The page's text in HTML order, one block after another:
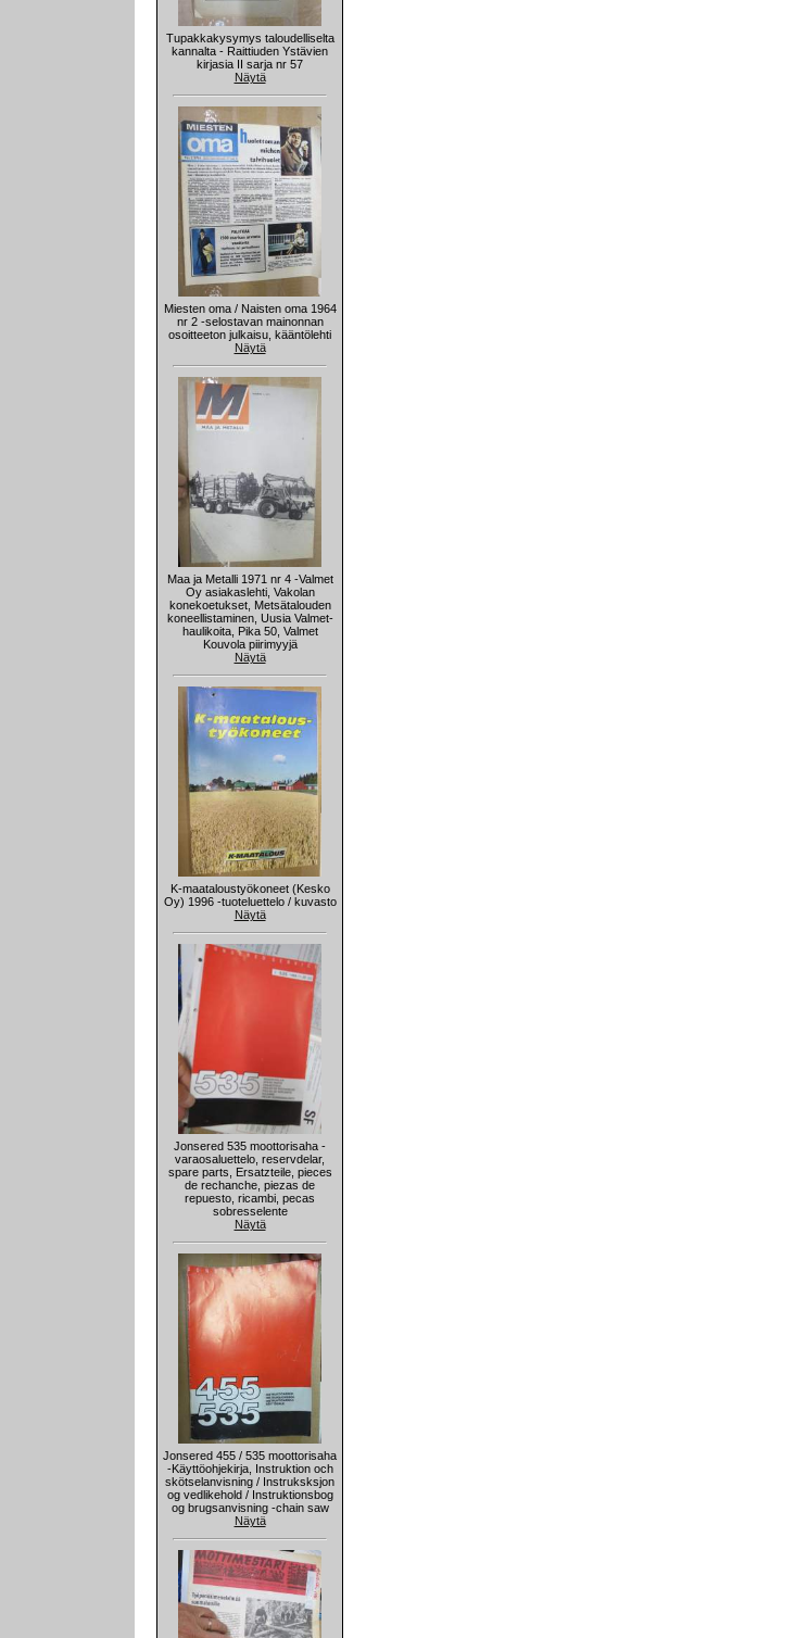
Tupakkakysymys taloudelliselta
kannalta - Raittiuden Ystävien
kirjasia II sarja nr 57
Näytä
Miesten oma / Naisten oma 1964
nr 2 -selostavan mainonnan
osoitteeton julkaisu, kääntölehti
Näytä
Maa ja Metalli 1971 nr 4 -Valmet
Oy asiakaslehti, Vakolan
konekoetukset, Metsätalouden
koneellistaminen, Uusia Valmet-
haulikoita, Pika 50, Valmet
Kouvola piirimyyjä
Näytä
K-maataloustyökoneet (Kesko
Oy) 1996 -tuoteluettelo / kuvasto
Näytä
Jonsered 535 moottorisaha -
varaosaluettelo, reservdelar,
spare parts, Ersatzteile, pieces
de rechanche, piezas de
repuesto, ricambi, pecas
sobresselente
Näytä
Jonsered 455 / 535 moottorisaha
-Käyttöohjekirja, Instruktion och
skötselanvisning / Instruksksjon
og vedlikehold / Instruktionsbog
og brugsanvisning -chain saw
Näytä